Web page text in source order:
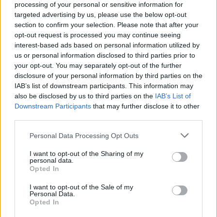
processing of your personal or sensitive information for
targeted advertising by us, please use the below opt-out
section to confirm your selection. Please note that after your
opt-out request is processed you may continue seeing
interest-based ads based on personal information utilized by
us or personal information disclosed to third parties prior to
your opt-out. You may separately opt-out of the further
disclosure of your personal information by third parties on the
IAB’s list of downstream participants. This information may
also be disclosed by us to third parties on the IAB’s List of
Downstream Participants that may further disclose it to other
Please note that this website/app uses one or more Google
not limited to your visit or usage behaviour. You may click to
grant or deny consent to Google and its third-party tags to
use your data for below specified purposes in below Google
consent section.
Personal Data Processing Opt Outs
I want to opt-out of the Sharing of my
personal data.
Opted In
I want to opt-out of the Sale of my
Personal Data.
Opted In
Λογιστών» και στην ειδικευμένη Δικηγορική
Εταιρία στο Φορολογικό Ποινικό Δίκαιο «Ν.Τ.
Αγαπηνός & Συνεργάτες» και προσωπικά στον
ιδρυτή εταίρο αυτής Νικόλαο Αγαπηνό, το δε
πόρισμα της Έκθεσής τους πρόκειται να
κοινοποιήσω στις Αρχές προς τις οποίες για το
σκοπό αυτό συγκοινοποιείται η παρούσα (ΑΑΔΕ
και τηνΑρχή Καταπολέμησης της Νομιμοποίησης
αξία των αποκτημάτων σας που τυχόν εγώ δεν
γνωρίζω, καθώς και το ύψος των τραπεζικών
σας καταθέσεων στην ημεδαπή και στην
και η ύπαρξη εταιριών και ακινήτων που δεν έχω
καταφέρει ακόμη από την προσωπική μου